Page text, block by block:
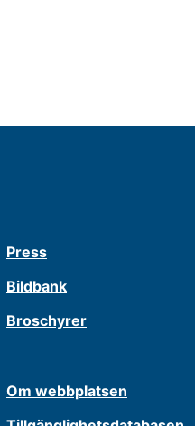
Press
Bildbank
Broschyrer
Om webbplatsen